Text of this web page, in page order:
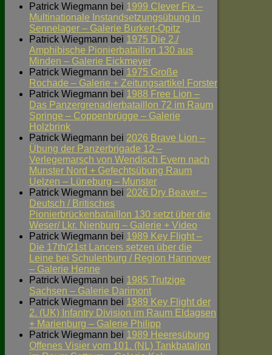
Patrick Wiegmann bei 1999 Clever Fix –
Multinationale Instandsetzungsübung in
Sennelager – Galerie Burkert-Opitz
Patrick Wiegmann bei 1975 Die 2./
Amphibische Pionierbataillon 130 aus
Minden – Galerie Eickmeyer
Patrick Wiegmann bei 1975 Große
Rochade – Galerie + Zeitungsartikel Forster
Patrick Wiegmann bei 1988 Free Lion –
Das Panzergrenadierbataillon 72 im Raum
Springe – Coppenbrügge – Galerie
Holzbrink
Patrick Wiegmann bei 2026 Brave Lion –
Übung der Panzerbrigade 12 –
Verlegemarsch von Wendisch Evern nach
Munster Nord + Gefechtsübung Raum
Uelzen – Lüneburg – Munster
Patrick Wiegmann bei 2026 Dry Beaver –
Deutsch / Britisches
Pionierbrückenbataillon 130 setzt über die
Weser/ Lkr. Nienburg – Galerie + Video
Patrick Wiegmann bei 1989 Key Flight –
Die 17th/21st Lancers setzen über die
Leine bei Schulenburg / Region Hannover
– Galerie Henne
Patrick Wiegmann bei 1985 Trutzige
Sachsen – Galerie Darimont
Patrick Wiegmann bei 1989 Key Flight der
2. (UK) Infantry Division im Raum Eldagsen
+ Marienburg – Galerie Philipp
Patrick Wiegmann bei 1989 Heeresübung
Offenes Visier vom 101. (NL) Tankbataljon